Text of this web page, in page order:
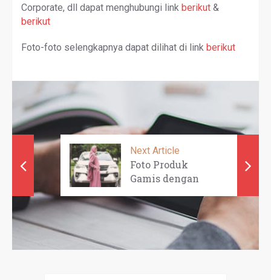
Corporate, dll dapat menghubungi link berikut &
berikut
Foto-foto selengkapnya dapat dilihat di link berikut
Next Article
Foto Produk
Gamis dengan
S ...